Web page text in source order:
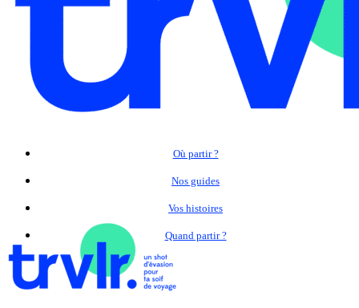
Où partir ?
Nos guides
Vos histoires
Quand partir ?